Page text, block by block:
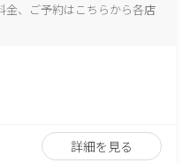
、ご予約はこちらから各店
詳細を見る